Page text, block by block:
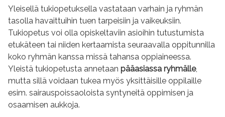
Yleisellä tukiopetuksella vastataan varhain ja ryhmän
tasolla havaittuihin tuen tarpeisiin ja vaikeuksiin.
Tukiopetus voi olla opiskeltaviin asioihin tutustumista
etukäteen tai niiden kertaamista seuraavalla oppitunnilla
koko ryhmän kanssa missä tahansa oppiaineessa.
Yleistä tukiopetusta annetaan pääasiassa ryhmälle,
mutta sillä voidaan tukea myös yksittäisille oppilaille
esim. sairauspoissaoloista syntyneitä oppimisen ja
osaamisen aukkoja.